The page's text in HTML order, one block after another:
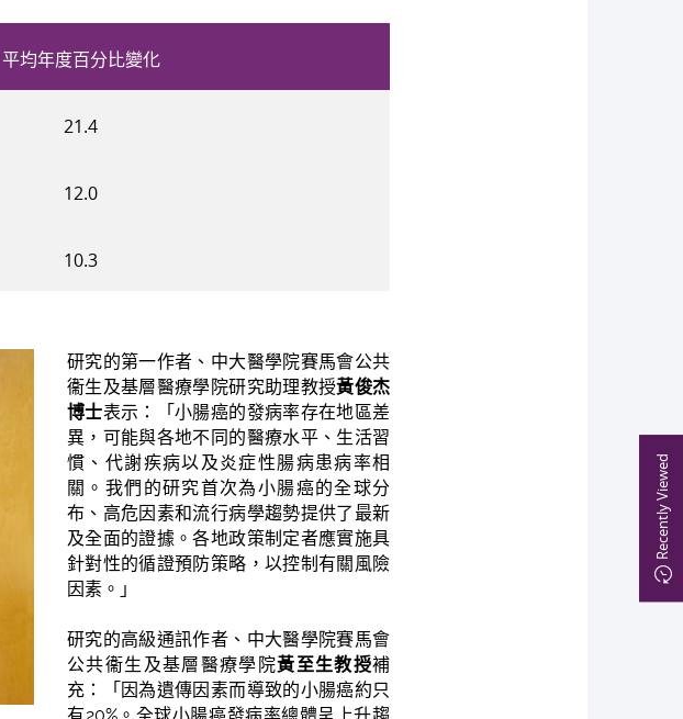
Recently Viewed
平均年度百分比變化
21.4
12.0
10.3
研究的第一作者、中大醫學院賽馬會公共
衞生及基層醫療學院研究助理教授黃俊杰
博士表示：「小腸癌的發病率存在地區差
異，可能與各地不同的醫療水平、生活習
慣、代謝疾病以及炎症性腸病患病率相
關。我們的研究首次為小腸癌的全球分
布、高危因素和流行病學趨勢提供了最新
及全面的證據。各地政策制定者應實施具
針對性的循證預防策略，以控制有關風險
因素。」
研究的高級通訊作者、中大醫學院賽馬會
公共衞生及基層醫療學院黃至生教授補
充：「因為遺傳因素而導致的小腸癌約只